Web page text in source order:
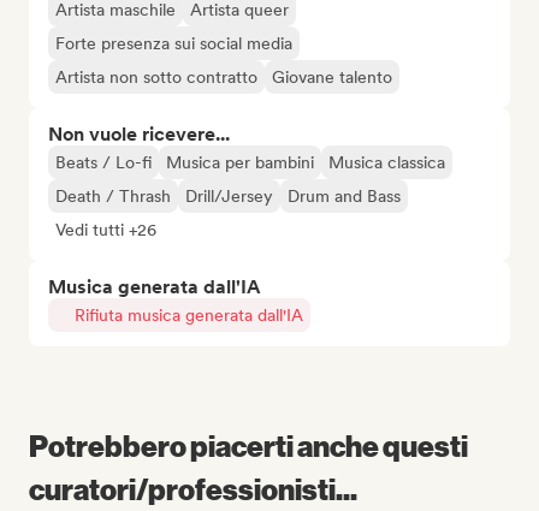
Artista maschile
Artista queer
Forte presenza sui social media
Artista non sotto contratto
Giovane talento
Non vuole ricevere...
Beats / Lo-fi Musica per bambini
Musica classica
Death / Thrash
Drill/Jersey
Drum and Bass
Vedi tutti +26
Musica generata dall'IA
Rifiuta musica generata dall'IA
Potrebbero piacerti anche questi
curatori/professionisti...